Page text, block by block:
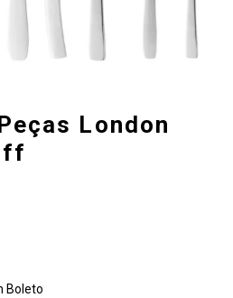
London
Boleto